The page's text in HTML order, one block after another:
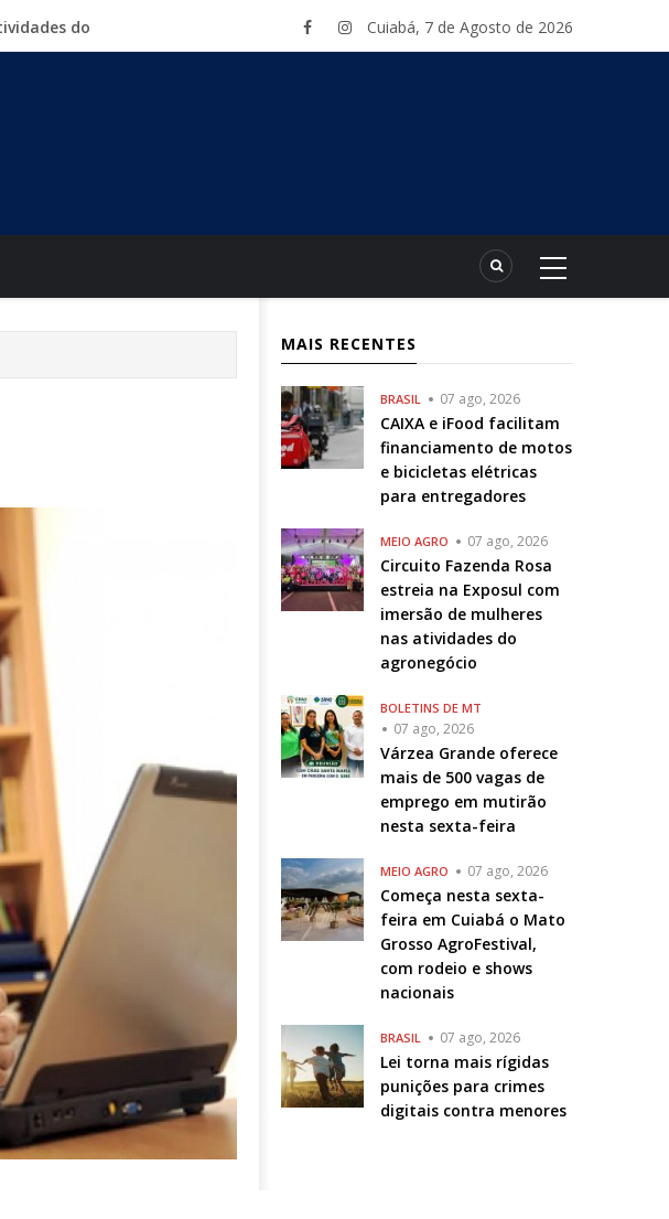
do
Cuiabá, 7 de Agosto de 2026
MAIS RECENTES
BRASIL 07 ago, 2026
CAIXA e iFood facilitam
financiamento de motos
e bicicletas elétricas
para entregadores
MEIO AGRO 07 ago, 2026
Circuito Fazenda Rosa
estreia na Exposul com
imersão de mulheres
nas atividades do
agronegócio
BOLETINS DE MT
07 ago, 2026
Várzea Grande oferece
mais de 500 vagas de
emprego em mutirão
nesta sexta-feira
MEIO AGRO 07 ago, 2026
Começa nesta sexta-
feira em Cuiabá o Mato
Grosso AgroFestival,
com rodeio e shows
nacionais
BRASIL 07 ago, 2026
Lei torna mais rígidas
punições para crimes
digitais contra menores